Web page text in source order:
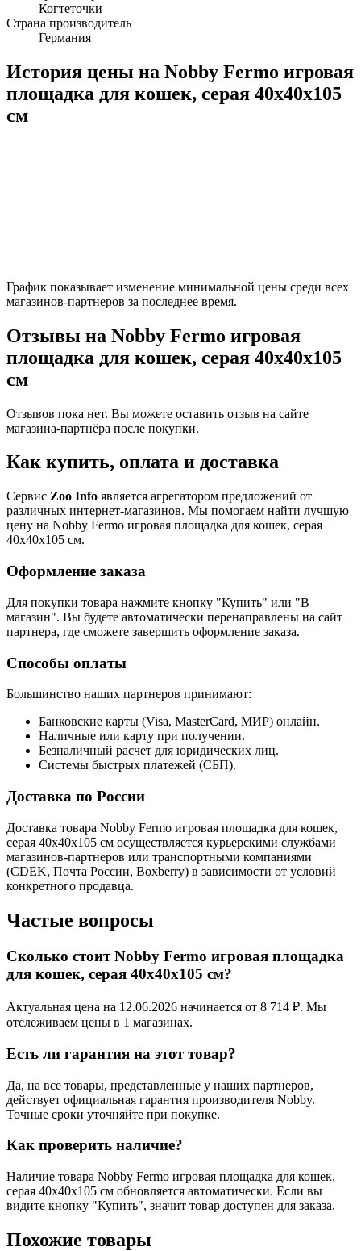
Когтеточки
Страна производитель
Германия
История цены на Nobby Fermo игровая
площадка для кошек, серая 40х40х105
см
График показывает изменение минимальной цены среди всех
магазинов-партнеров за последнее время.
Отзывы на Nobby Fermo игровая
площадка для кошек, серая 40х40х105
см
Отзывов пока нет. Вы можете оставить отзыв на сайте
магазина-партнёра после покупки.
Как купить, оплата и доставка
Сервис Zoo Info является агрегатором предложений от
различных интернет-магазинов. Мы помогаем найти лучшую
цену на Nobby Fermo игровая площадка для кошек, серая
40х40х105 см.
Оформление заказа
Для покупки товара нажмите кнопку "Купить" или "В
магазин". Вы будете автоматически перенаправлены на сайт
партнера, где сможете завершить оформление заказа.
Способы оплаты
Большинство наших партнеров принимают:
Банковские карты (Visa, MasterCard, МИР) онлайн.
Наличные или карту при получении.
Безналичный расчет для юридических лиц.
Системы быстрых платежей (СБП).
Доставка по России
Доставка товара Nobby Fermo игровая площадка для кошек,
серая 40х40х105 см осуществляется курьерскими службами
магазинов-партнеров или транспортными компаниями
(CDEK, Почта России, Boxberry) в зависимости от условий
конкретного продавца.
Частые вопросы
Сколько стоит Nobby Fermo игровая площадка
для кошек, серая 40х40х105 см?
Актуальная цена на 12.06.2026 начинается от 8 714 ₽. Мы
отслеживаем цены в 1 магазинах.
Есть ли гарантия на этот товар?
Да, на все товары, представленные у наших партнеров,
действует официальная гарантия производителя Nobby.
Точные сроки уточняйте при покупке.
Как проверить наличие?
Наличие товара Nobby Fermo игровая площадка для кошек,
серая 40х40х105 см обновляется автоматически. Если вы
видите кнопку "Купить", значит товар доступен для заказа.
Похожие товары